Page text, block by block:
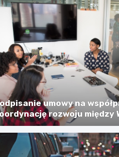
umowy na
rozwoju między
a